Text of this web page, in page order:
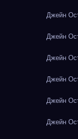
Джейн
Джейн
Джейн
Джейн
Джейн
Джейн